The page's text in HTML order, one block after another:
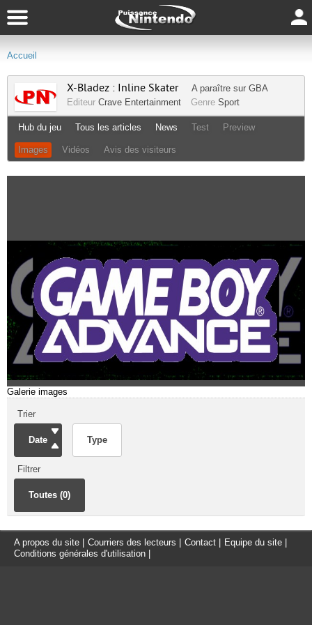
Accueil
X-Bladez : Inline Skater A paraître sur GBA
Editeur Crave Entertainment Genre Sport
Hub du jeu Tous les articles News Test Preview
Images Vidéos Avis des visiteurs
Galerie images
Trier
Date Type
Filtrer
Toutes (0)
A propos du site Courriers des lecteurs Contact Equipe du site
Conditions générales d'utilisation